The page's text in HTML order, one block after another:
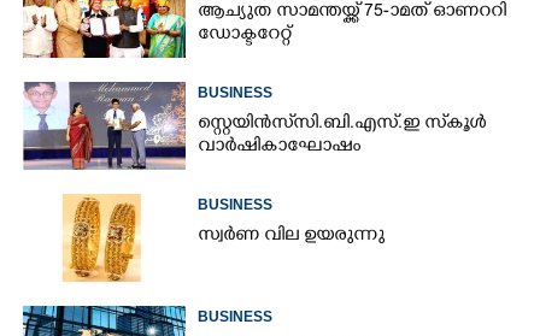
ആച്യുത സാമന്തയ്ക്ക് 75-ാമത് ഓണററി
ഡോക്ടറേറ്റ്
BUSINESS
സ്റ്റെയിൻസ് സി.ബി.എസ്.ഇ സ്‌കൂൾ
വാർഷികാഘോഷം
BUSINESS
സ്വർണ വില ഉയരുന്നു
BUSINESS
Share this link
Copy Link